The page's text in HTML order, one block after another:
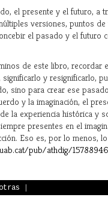
el presente y el futuro, a
versiones, puntos
el pasado y el futuro
de este libro, recordar
y resignificarlo,
sino para crear ese
y la imaginación, el
la experiencia histórica y
presentes en el
Eso es, por lo menos,
pub/athdig/